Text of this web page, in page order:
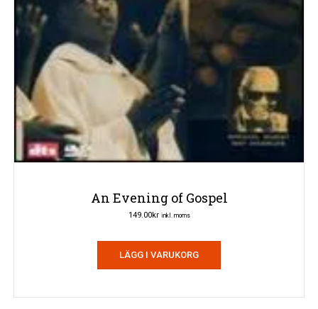
An Evening of Gospel
149.00kr inkl. moms
LÄGG I VARUKORG